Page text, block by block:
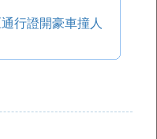
行證開豪車撞人